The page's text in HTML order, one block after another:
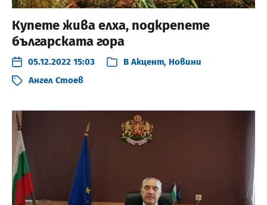
Купете жива елха, подкрепете
българската гора
05.12.2022 15:03 В Акцент, Новини
Ангел Стоев